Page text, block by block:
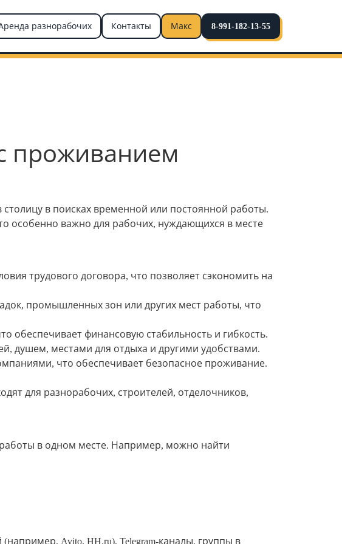
разнорабочих Контакты Макс 8-991-182-13-55
проживанием
в поисках временной или постоянной работы.
особенно важно для рабочих, нуждающихся в месте
трудового договора, что позволяет сэкономить на
промышленных зон или других мест работы, что
обеспечивает финансовую стабильность и гибкость.
душем, местами для отдыха и другими удобствами.
что обеспечивает безопасное проживание.
для разнорабочих, строителей, отделочников,
в одном месте. Например, можно найти
Avito, HH.ru), Telegram-каналы, группы в